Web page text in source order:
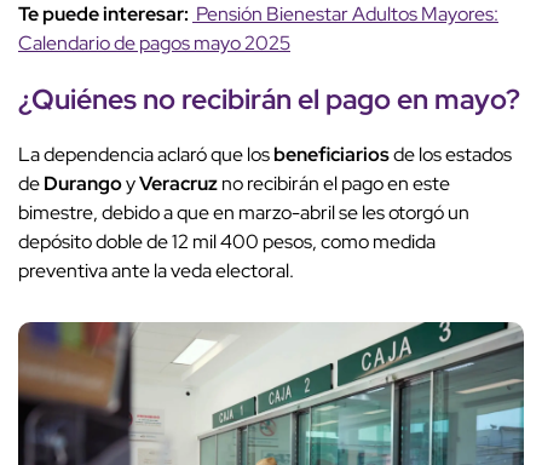
Te puede interesar: Pensión Bienestar Adultos Mayores:
Calendario de pagos mayo 2025
¿Quiénes no recibirán el pago en mayo?
La dependencia aclaró que losbeneficiariosde los estados
deDurangoyVeracruzno recibirán el pago en este
bimestre, debido a que en marzo-abril se les otorgó un
depósito doble de 12 mil 400 pesos, como medida
preventiva ante la veda electoral.